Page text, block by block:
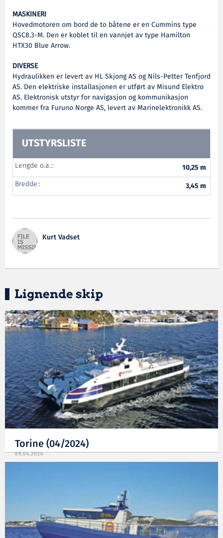
MASKINERI
Hovedmotoren om bord de to båtene er en Cummins type
QSC8.3-M. Den er koblet til en vannjet av type Hamilton
HTX30 Blue Arrow.
DIVERSE
Hydraulikken er levert av HL Skjong AS og Nils-Petter Tenfjord
AS. Den elektriske installasjonen er utført av Misund Elektro
AS. Elektronisk utstyr for navigasjon og kommunikasjon
kommer fra Furuno Norge AS, levert av Marinelektronikk AS.
UTSTYRSLISTE
Lengde o.a.::
10,25 m
Bredde::
3,45 m
Kurt Vadset
Lignende skip
Torine (04/2024)
09.04.2024